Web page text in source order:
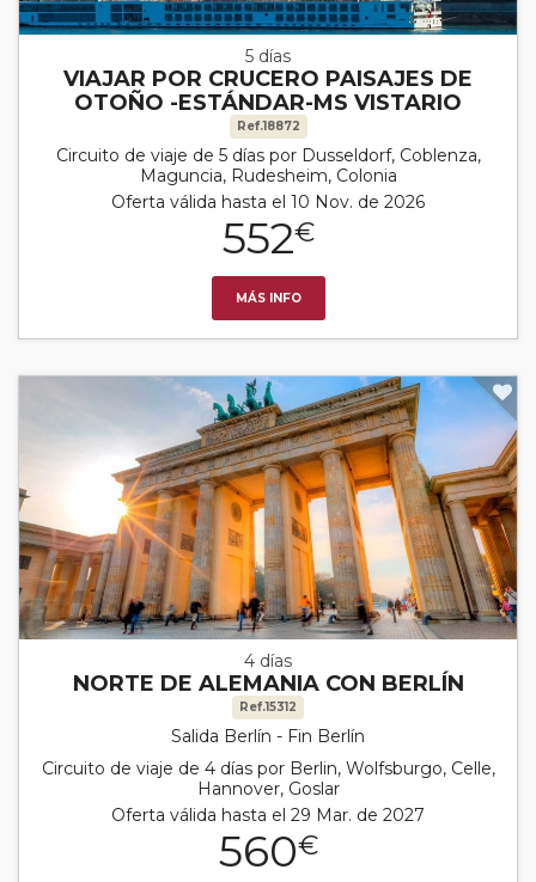
5 días
VIAJAR POR CRUCERO PAISAJES DE
OTOÑO -ESTÁNDAR-MS VISTARIO
Ref.18872
Circuito de viaje de 5 días por Dusseldorf, Coblenza,
Maguncia, Rudesheim, Colonia
Oferta válida hasta el 10 Nov. de 2026
552€
MÁS INFO
4 días
NORTE DE ALEMANIA CON BERLÍN
Ref.15312
Salida Berlín - Fin Berlín
Circuito de viaje de 4 días por Berlin, Wolfsburgo, Celle,
Hannover, Goslar
Oferta válida hasta el 29 Mar. de 2027
560€